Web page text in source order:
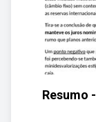
Resumo